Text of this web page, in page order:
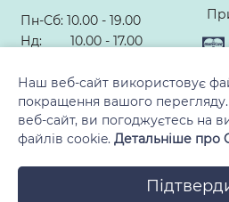
Пн-Сб: 10.00 - 19.00
Нд: 10.00 - 17.00
Наш веб-сайт використовує
покращення вашого
веб-сайт, ви погоджуєтесь на
файлів cookie. Детальніше про